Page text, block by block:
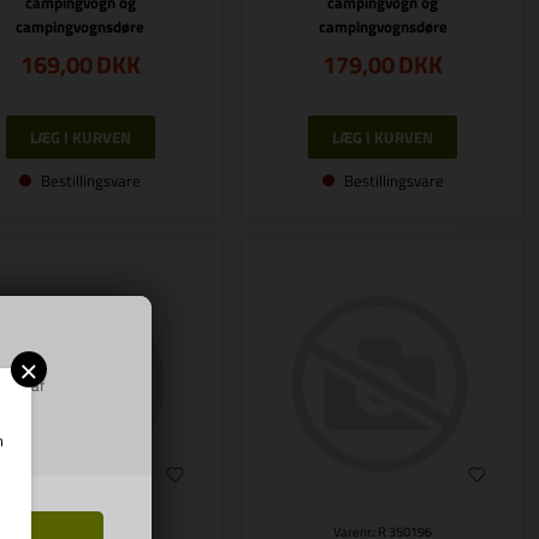
af
campingvognsdøre
169,00DKK
Bestillingsvare
campingvognsdøre
179,00DKK
Bestillingsvare
Varenr.: R 350196
×